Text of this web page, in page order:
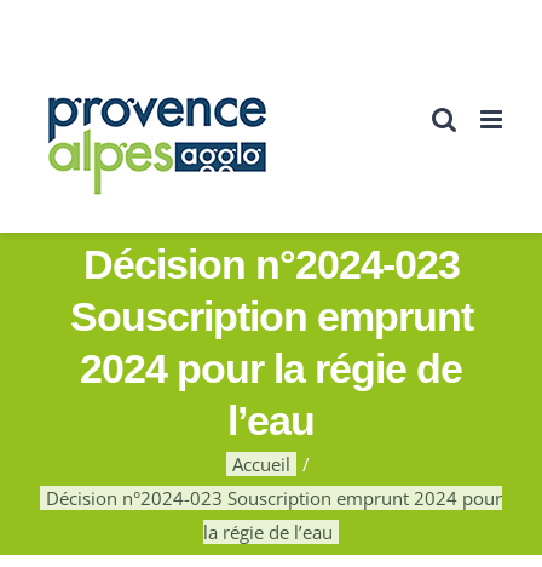
Décision n°2024-023
Souscription emprunt
2024 pour la régie de
l’eau
Accueil
Décision n°2024-023 Souscription emprunt 2024 pour
la régie de l’eau